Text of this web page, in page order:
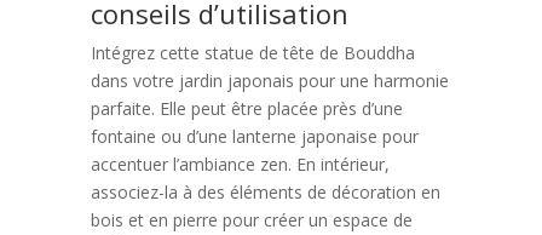
conseils d’utilisation
Intégrez cette statue de tête de Bouddha
dans votre jardin japonais pour une harmonie
parfaite. Elle peut être placée près d’une
fontaine ou d’une lanterne japonaise pour
accentuer l’ambiance zen. En intérieur,
associez-la à des éléments de décoration en
bois et en pierre pour créer un espace de